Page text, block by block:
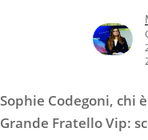
Sophie Codegoni, chi
Grande Fratello Vip: